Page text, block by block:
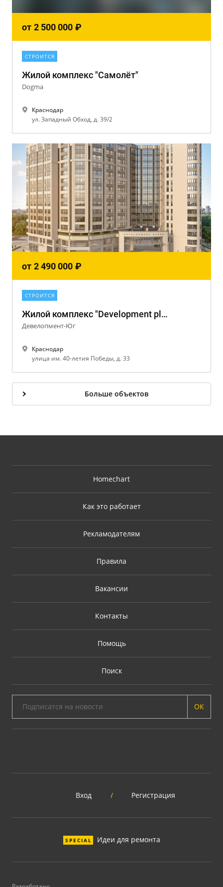
от 2 500 000 ₽
СТРОИТСЯ
Жилой комплекс "Самолёт"
Dogma
Краснодар
ул. Западный Обход, д. 39/2
от 2 490 000 ₽
СТРОИТСЯ
Жилой комплекс "Development plaza"
Девелопмент-Юг
Краснодар
улица им. 40-летия Победы, д. 33
Больше объектов
Homechart
Как это работает
Рекламодателям
Правила
Вакансии
Контакты
Помощь
Поиск
ОК
Вход / Регистрация
SPECIAL Идеи для ремонта